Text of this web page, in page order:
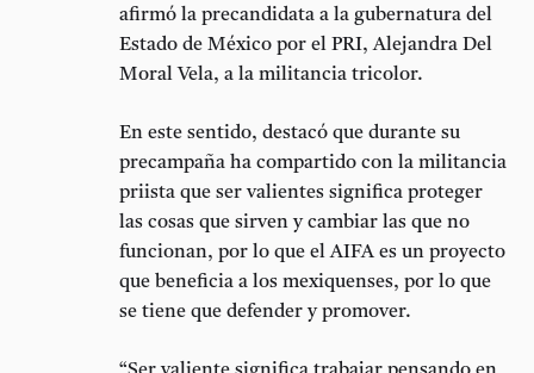
afirmó la precandidata a la gubernatura del
Estado de México por el PRI, Alejandra Del
Moral Vela, a la militancia tricolor.
En este sentido, destacó que durante su
precampaña ha compartido con la militancia
priista que ser valientes significa proteger
las cosas que sirven y cambiar las que no
funcionan, por lo que el AIFA es un proyecto
que beneficia a los mexiquenses, por lo que
se tiene que defender y promover.